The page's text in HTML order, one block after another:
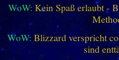
WoW: Kein Spaß erlaubt -
WoW: Blizzard verspricht
sind